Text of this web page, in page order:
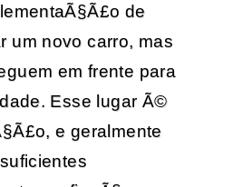
de
um novo carro, mas
em frente para
Esse lugar Ã©
e geralmente